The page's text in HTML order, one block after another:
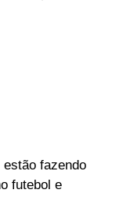
fazendo
futebol e